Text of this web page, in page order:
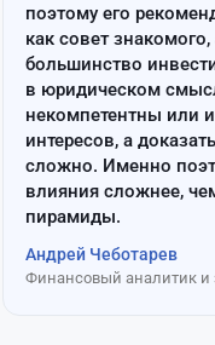
поэтому его
как совет
большинство
в юридическом
некомпетентны или
интересов, а
сложно. Именно
влияния сложнее,
пирамиды.
Андрей Чеботарев
Финансовый аналитик и